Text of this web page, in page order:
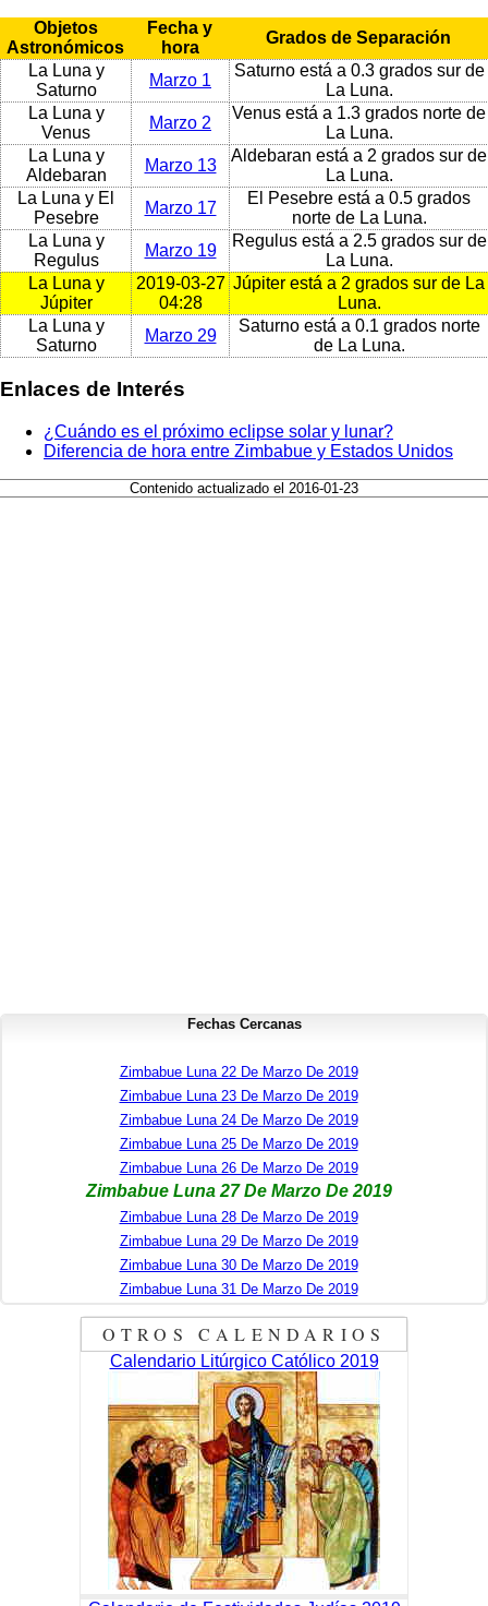
Objetos
Astronómicos
Fecha y
hora
Grados de Separación
La Luna y
Saturno
Marzo 1
Saturno está a 0.3 grados sur de
La Luna.
La Luna y
Venus
Marzo 2
Venus está a 1.3 grados norte de
La Luna.
La Luna y
Aldebaran
Marzo 13
Aldebaran está a 2 grados sur de
La Luna.
La Luna y El
Pesebre
Marzo 17
El Pesebre está a 0.5 grados
norte de La Luna.
La Luna y
Regulus
Marzo 19
Regulus está a 2.5 grados sur de
La Luna.
La Luna y
Júpiter
2019-03-27
04:28
Júpiter está a 2 grados sur de La
Luna.
La Luna y
Saturno
Marzo 29
Saturno está a 0.1 grados norte
de La Luna.
Enlaces de Interés
¿Cuándo es el próximo eclipse solar y lunar?
Diferencia de hora entre Zimbabue y Estados Unidos
Contenido actualizado el 2016-01-23
Fechas Cercanas
Zimbabue Luna 22 De Marzo De 2019
Zimbabue Luna 23 De Marzo De 2019
Zimbabue Luna 24 De Marzo De 2019
Zimbabue Luna 25 De Marzo De 2019
Zimbabue Luna 26 De Marzo De 2019
Zimbabue Luna 27 De Marzo De 2019
Zimbabue Luna 28 De Marzo De 2019
Zimbabue Luna 29 De Marzo De 2019
Zimbabue Luna 30 De Marzo De 2019
Zimbabue Luna 31 De Marzo De 2019
OTROS CALENDARIOS
Calendario Litúrgico Católico 2019